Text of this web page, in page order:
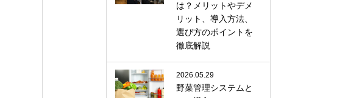
は？メリットやデメ
リット、導入方法、
選び方のポイントを
徹底解説
2026.05.29
野菜管理システムと